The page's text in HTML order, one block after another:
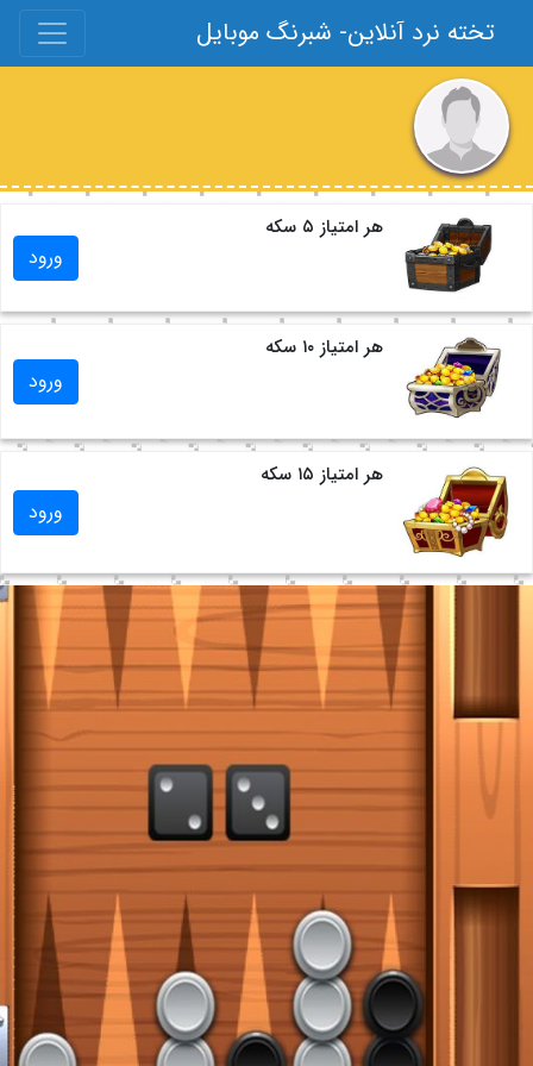
تخته نرد آنلاین- شبرنگ موبایل
هر امتیاز ۵ سکه
ورود
هر امتیاز ۱۰ سکه
ورود
هر امتیاز ۱۵ سکه
ورود